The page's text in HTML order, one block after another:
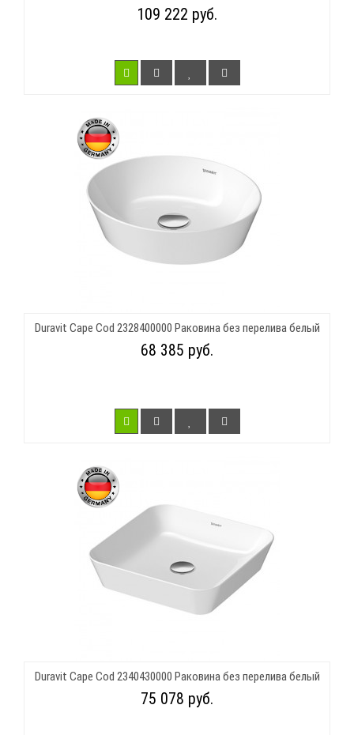
109 222 руб.
Duravit Cape Cod 2328400000 Раковина без перелива белый
68 385 руб.
Duravit Cape Cod 2340430000 Раковина без перелива белый
75 078 руб.